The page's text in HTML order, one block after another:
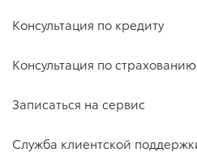
Специальные предложения
Оцените ваш автомобиль
Консультация по кредиту
Консультация по страхованию